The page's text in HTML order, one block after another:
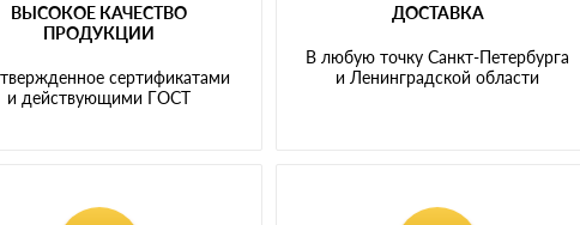
ВЫСОКОЕ КАЧЕСТВО
ПРОДУКЦИИ
сертификатами
и действующими ГОСТ
ДОСТАВКА
В любую точку Санкт-Петербурга
и Ленинградской области